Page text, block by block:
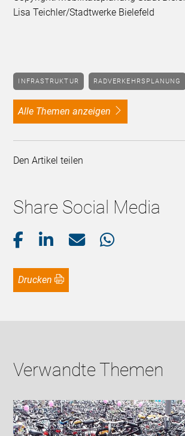
Lisa Teichler/Stadtwerke Bielefeld
INFRASTRUKTUR RADVERKEHRSPLANUNG
alle Themen anzeigen
Den Artikel teilen
Share Social Media
Drucken
Verwandte Themen